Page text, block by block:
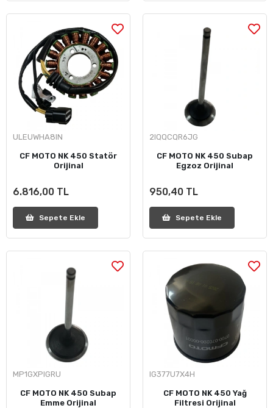
ULEUWHA8IN
CF MOTO NK 450 Statör
Orijinal
6.816,00 TL
Sepete Ekle
2IQQCQR6JG
CF MOTO NK 450 Subap
Egzoz Orijinal
950,40 TL
Sepete Ekle
MP1GXPIGRU
CF MOTO NK 450 Subap
Emme Orijinal
IG377U7X4H
CF MOTO NK 450 Yağ
Filtresi Orijinal